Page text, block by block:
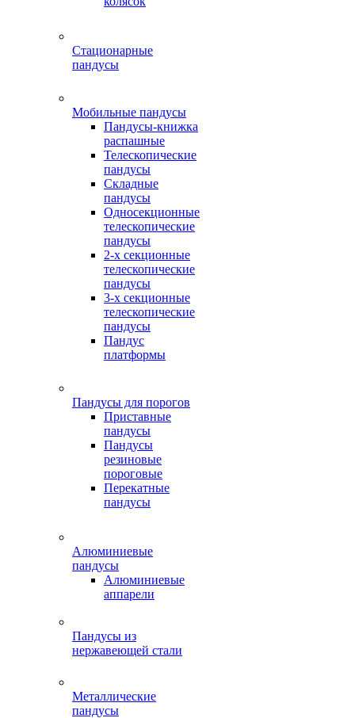
Стационарные
пандусы
Мобильные пандусы
Пандусы-книжка
распашные
Телескопические
пандусы
Складные
пандусы
Односекционные
телескопические
пандусы
2-х секционные
телескопические
пандусы
3-х секционные
телескопические
пандусы
Пандус
платформы
Пандусы для порогов
Приставные
пандусы
Пандусы
резиновые
пороговые
Перекатные
пандусы
Алюминиевые
пандусы
Алюминиевые
аппарели
Пандусы из
нержавеющей стали
Металлические
пандусы